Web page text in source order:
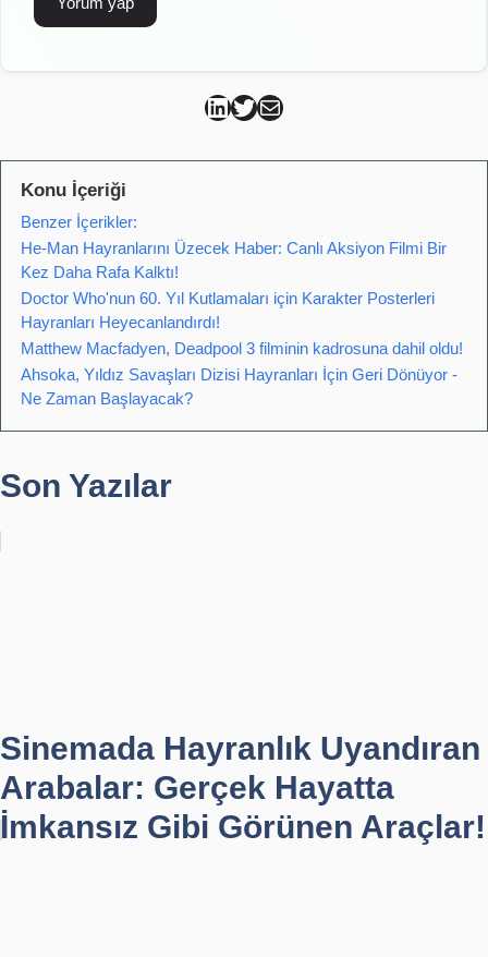
Can Kütahya Linkedin
Can Kütahya Twitter
Can Kütahya Mail
Konu İçeriği
Benzer İçerikler:
He-Man Hayranlarını Üzecek Haber: Canlı Aksiyon Filmi Bir
Kez Daha Rafa Kalktı!
Doctor Who'nun 60. Yıl Kutlamaları için Karakter Posterleri
Hayranları Heyecanlandırdı!
Matthew Macfadyen, Deadpool 3 filminin kadrosuna dahil oldu!
Ahsoka, Yıldız Savaşları Dizisi Hayranları İçin Geri Dönüyor -
Ne Zaman Başlayacak?
Son Yazılar
Sinemada Hayranlık Uyandıran
Arabalar: Gerçek Hayatta
İmkansız Gibi Görünen Araçlar!